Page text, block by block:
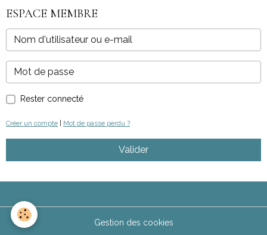
ESPACE MEMBRE
Rester connecté
Créer un compte Mot de passe perdu ?
Valider
Gestion des cookies